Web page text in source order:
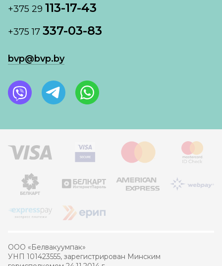
+375 29 113-17-43
+375 17 337-03-83
bvp@bvp.by
ООО «Белвакуумпак»
УНП 101423555, зарегистрирован Минским